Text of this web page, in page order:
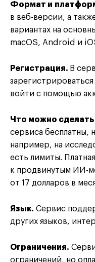
Формат и
в веб-версии, а
вариантах на
macOS, Android и
Регистрация. В
войти с помощью
Что можно
сервиса бесплатны,
например, на
есть лимиты.
к продвинутым ИИ-
от 17 долларов в
Язык. Сервис
других языков,
Ограничения.
ограничений, но